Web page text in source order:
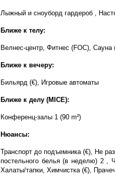
Лыжный и сноуборд гардероб ,
Ближе к телу:
Велнес-центр, Фитнес (FOC),
Ближе к вечеру:
Бильярд (€), Игровые автоматы
Ближе к делу (MICE):
Конференц-залы 1 (90 m²)
Нюансы:
Транспорт до подъемника (€), Не
постельного белья (в неделю) 2 ,
Халаты/тапки, Химчистка (€),